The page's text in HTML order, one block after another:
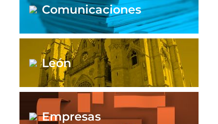
Comunicaciones
León
Empresas